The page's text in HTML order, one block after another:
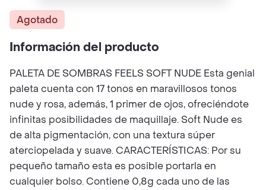
Agotado
Información del producto
PALETA DE SOMBRAS FEELS SOFT NUDE Esta genial
paleta cuenta con 17 tonos en maravillosos tonos
nude y rosa, además, 1 primer de ojos, ofreciéndote
infinitas posibilidades de maquillaje. Soft Nude es
de alta pigmentación, con una textura súper
aterciopelada y suave. CARACTERÍSTICAS: Por su
pequeño tamaño esta es posible portarla en
cualquier bolso. Contiene 0,8g cada uno de las